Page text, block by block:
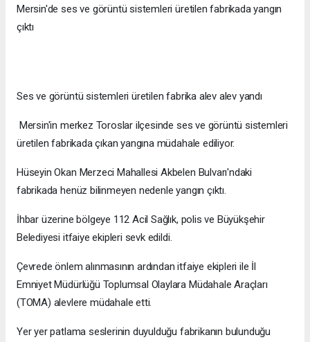
Mersin'de ses ve görüntü sistemleri üretilen fabrikada yangın
çıktı
Ses ve görüntü sistemleri üretilen fabrika alev alev yandı
Mersin'in merkez Toroslar ilçesinde ses ve görüntü sistemleri
üretilen fabrikada çıkan yangına müdahale ediliyor.
Hüseyin Okan Merzeci Mahallesi Akbelen Bulvarı'ndaki
fabrikada henüz bilinmeyen nedenle yangın çıktı.
İhbar üzerine bölgeye 112 Acil Sağlık, polis ve Büyükşehir
Belediyesi itfaiye ekipleri sevk edildi.
Çevrede önlem alınmasının ardından itfaiye ekipleri ile İl
Emniyet Müdürlüğü Toplumsal Olaylara Müdahale Araçları
(TOMA) alevlere müdahale etti.
Yer yer patlama seslerinin duyulduğu fabrikanın bulunduğu